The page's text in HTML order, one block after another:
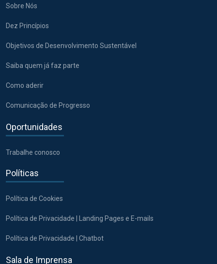
Sobre Nós
Dez Princípios
Objetivos de Desenvolvimento Sustentável
Saiba quem já faz parte
Como aderir
Comunicação de Progresso
Oportunidades
Trabalhe conosco
Políticas
Política de Cookies
Política de Privacidade | Landing Pages e E-mails
Política de Privacidade | Chatbot
Sala de Imprensa